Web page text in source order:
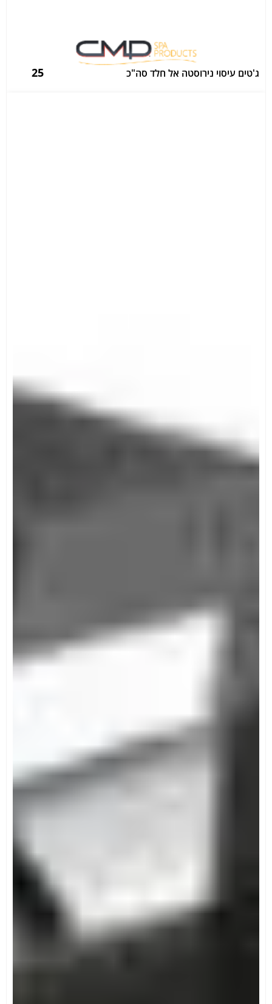
ג'טים עיסוי נירוסטה אל חלד סה"כ 25